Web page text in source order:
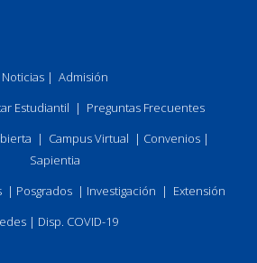
Noticias | Admisión
Estudiantil | Preguntas Frecuentes
| Campus Virtual | Convenios|
Sapientia
| Posgrados | Investigación | Extensión
| Disp. COVID-19